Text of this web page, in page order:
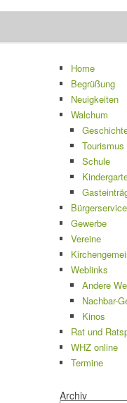
Home
Begrüßung
Neuigkeiten
Walchum
Tourismus
Schule
Bürgerservice
Gewerbe
Vereine
Weblinks
Andere
Nachbar-
Kinos
Rat und
WHZ online
Termine
Archiv